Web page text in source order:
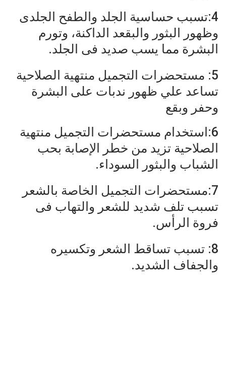
4:تسبب حساسية الجلد والطفح الجلدى
وظهور البثور والبقعد الداكنة، وتورم
البشرة مما يسب صديد فى الجلد.
5: مستحضرات التجميل منتهية الصلاحية
تساعد علي ظهور ندبات على البشرة
وحفر وبقع
6:استخدام مستحضرات التجميل منتهية
الصلاحية تزيد من خطر الإصابة بحب
الشباب والبثور السوداء.
7:مستحضرات التجميل الخاصة بالشعر
تسبب تلف شديد للشعر والتهاب فى
فروة الرأس.
8: تسبب تساقط الشعر وتكسيره
والجفاف الشديد.